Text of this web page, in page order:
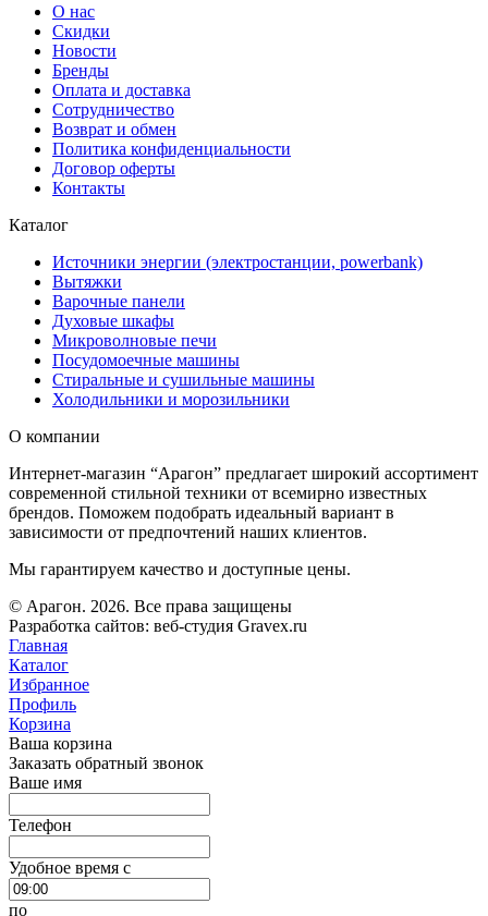
О нас
Скидки
Новости
Бренды
Оплата и доставка
Сотрудничество
Возврат и обмен
Политика конфиденциальности
Договор оферты
Контакты
Каталог
Источники энергии (электростанции, powerbank)
Вытяжки
Варочные панели
Духовые шкафы
Микроволновые печи
Посудомоечные машины
Стиральные и сушильные машины
Холодильники и морозильники
О компании
Интернет-магазин “Арагон” предлагает широкий ассортимент
современной стильной техники от всемирно известных
брендов. Поможем подобрать идеальный вариант в
зависимости от предпочтений наших клиентов.
Мы гарантируем качество и доступные цены.
© Арагон. 2026. Все права защищены
Разработка сайтов: веб-студия Gravex.ru
Главная
Каталог
Избранное
Профиль
Корзина
Ваша корзина
Заказать обратный звонок
Ваше имя
Телефон
Удобное время c
по